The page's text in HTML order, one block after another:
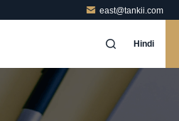
east@tankii.com
Hindi